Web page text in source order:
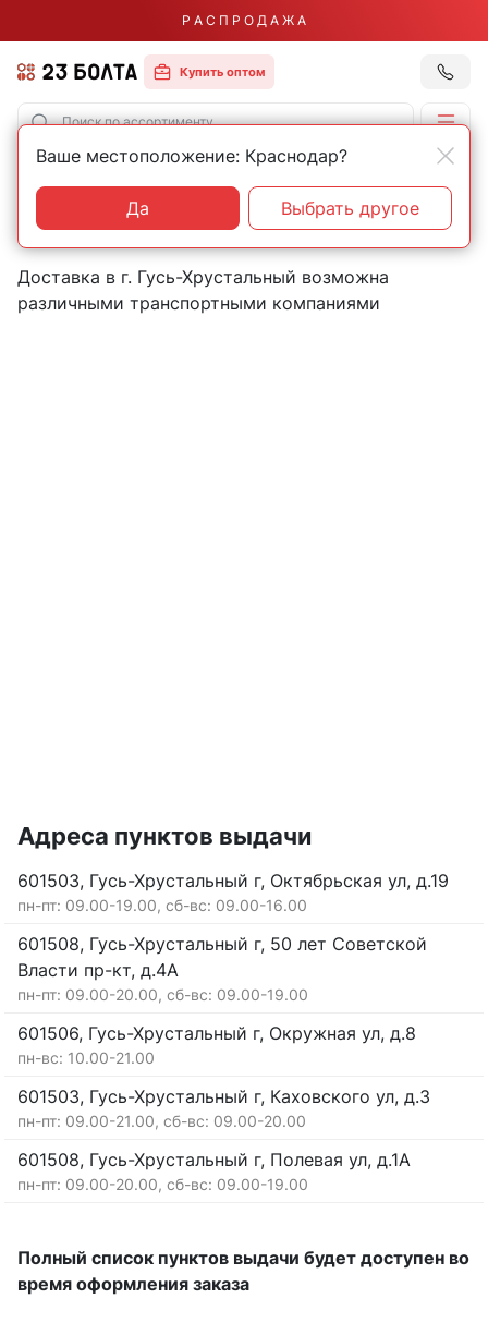
Р А С П Р О Д А Ж А
Купить оптом
Главная Контакты Гусь-Хрустальный
Пункты выдачи товаров в
городе Гусь-Хрустальный
Доставка в г. Гусь-Хрустальный возможна
различными транспортными компаниями
Адреса пунктов выдачи
601503, Гусь-Хрустальный г, Октябрьская ул, д.19
пн-пт: 09.00-19.00, сб-вс: 09.00-16.00
601508, Гусь-Хрустальный г, 50 лет Советской
Власти пр-кт, д.4А
пн-пт: 09.00-20.00, сб-вс: 09.00-19.00
601506, Гусь-Хрустальный г, Окружная ул, д.8
пн-вс: 10.00-21.00
601503, Гусь-Хрустальный г, Каховского ул, д.3
пн-пт: 09.00-21.00, сб-вс: 09.00-20.00
601508, Гусь-Хрустальный г, Полевая ул, д.1А
пн-пт: 09.00-20.00, сб-вс: 09.00-19.00
Полный список пунктов выдачи будет доступен во
время оформления заказа
Ваше местоположение: Краснодар?
Да Выбрать другое